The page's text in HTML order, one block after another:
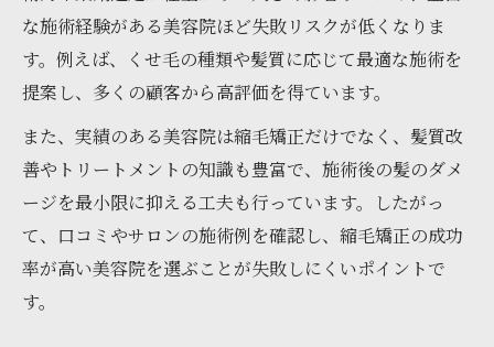
な施術経験がある美容院ほど失敗リスクが低くなりま
す。例えば、くせ毛の種類や髪質に応じて最適な施術を
提案し、多くの顧客から高評価を得ています。
また、実績のある美容院は縮毛矯正だけでなく、髪質改
善やトリートメントの知識も豊富で、施術後の髪のダメ
ージを最小限に抑える工夫も行っています。したがっ
て、口コミやサロンの施術例を確認し、縮毛矯正の成功
率が高い美容院を選ぶことが失敗しにくいポイントで
す。